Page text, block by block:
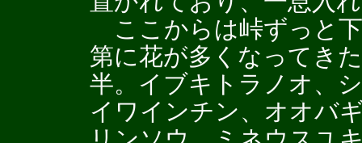
ここからは峠ずっと
第に花が多くなってき
半。イブキトラノオ、
イワインチン、オオバ